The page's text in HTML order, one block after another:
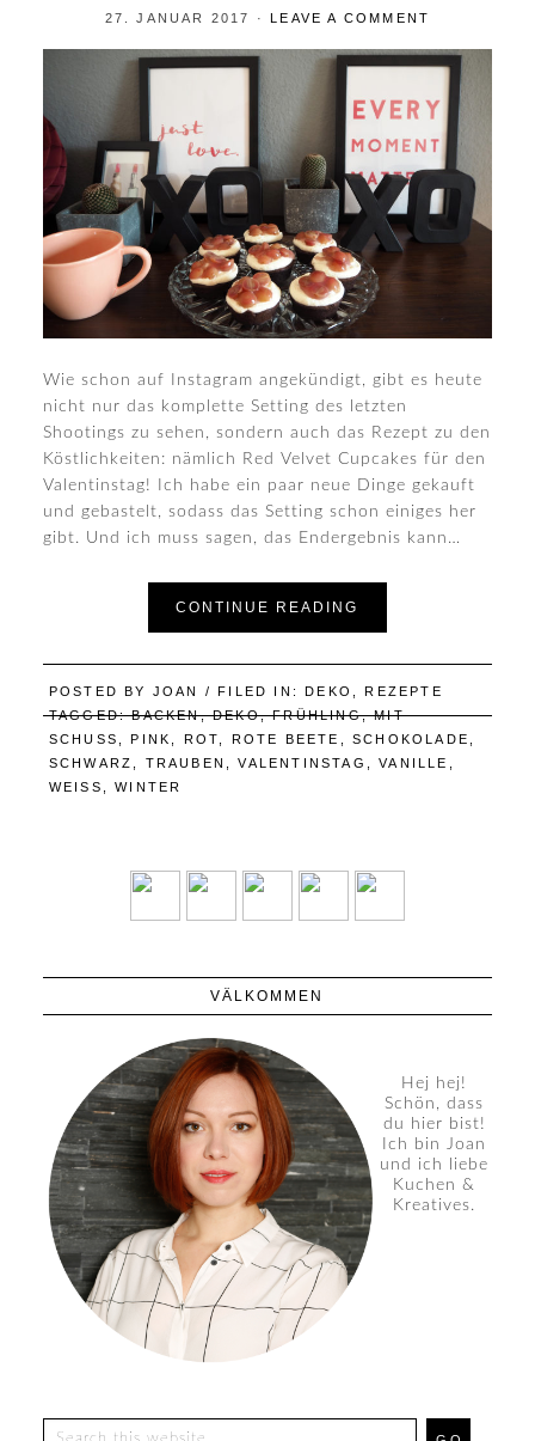
27. JANUAR 2017 ·LEAVE A COMMENT
Wie schon auf Instagram angekündigt, gibt es heute
nicht nur das komplette Setting des letzten
Shootings zu sehen, sondern auch das Rezept zu den
Köstlichkeiten: nämlich Red Velvet Cupcakes für den
Valentinstag! Ich habe ein paar neue Dinge gekauft
und gebastelt, sodass das Setting schon einiges her
gibt. Und ich muss sagen, das Endergebnis kann…
CONTINUE READING
POSTED BY JOAN / FILED IN:DEKO ,REZEPTE
TAGGED:BACKEN,DEKO,FRÜHLING,MIT
SCHUSS
,PINK ROT ROTE BEETE ,SCHOKOLADE
SCHWARZ
TRAUBEN ,VALENTINSTAG ,VANILLE
WEISS
,WINTER
VÄLKOMMEN
Hej hej!
Schön, dass
du hier bist!
Ich bin Joan
und ich liebe
Kuchen &
Kreatives.